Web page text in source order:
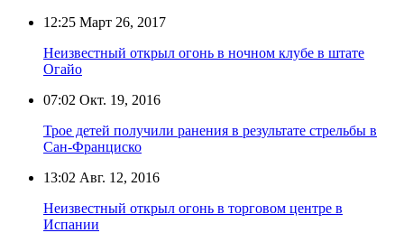
12:25 Март 26, 2017
Неизвестный открыл огонь в ночном клубе в штате
Огайо
07:02 Окт. 19, 2016
Трое детей получили ранения в результате стрельбы в
Сан-Франциско
13:02 Авг. 12, 2016
Неизвестный открыл огонь в торговом центре в
Испании